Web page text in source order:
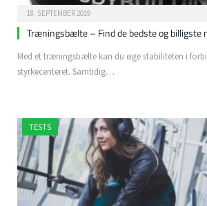
18. SEPTEMBER 2019
Træningsbælte – Find de bedste og billigste
Med et træningsbælte kan du øge stabiliteten i
styrkecenteret. Samtidig…
TESTS